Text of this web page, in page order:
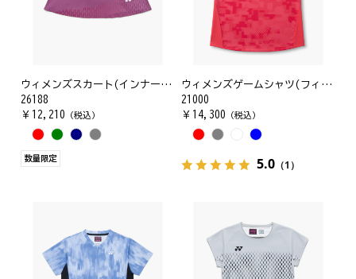
ウィメンズスカート(インナースパッツ付)
26188
￥ 12,210 （税込）
数量限定
ウィメンズゲームシャツ(フィットシャツ)
21000
￥ 14,300 （税込）
5.0（1）